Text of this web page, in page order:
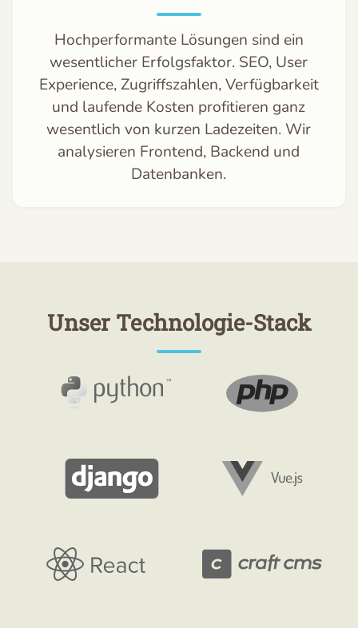
Hochperformante Lösungen sind ein
wesentlicher Erfolgsfaktor. SEO, User
Experience, Zugriffszahlen, Verfügbarkeit
und laufende Kosten profitieren ganz
wesentlich von kurzen Ladezeiten. Wir
analysieren Frontend, Backend und
Datenbanken.
Unser Technologie-Stack